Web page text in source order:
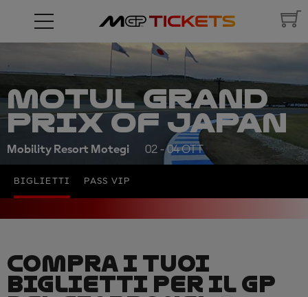
MOTUL GRAND
PRIX OF JAPAN
Mobility Resort Motegi 02 - 04 OTT
BIGLIETTI PASS VIP
COMPRA I TUOI
BIGLIETTI PER IL GP